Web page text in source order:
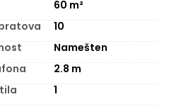
60 m²
10
Namešten
2.8 m
1